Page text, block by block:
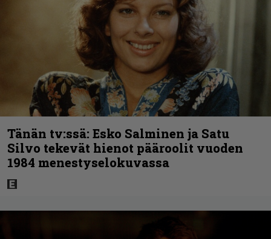
Tänän tv:ssä: Esko Salminen ja Satu
Silvo tekevät hienot pääroolit vuoden
1984 menestyselokuvassa